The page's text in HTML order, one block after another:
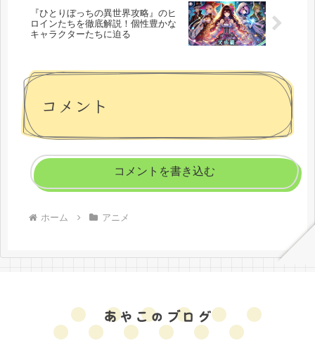
『ひとりぼっちの異世界攻略』のヒ
ロインたちを徹底解説！個性豊かな
キャラクターたちに迫る
コメント
コメントを書き込む
ホーム アニメ